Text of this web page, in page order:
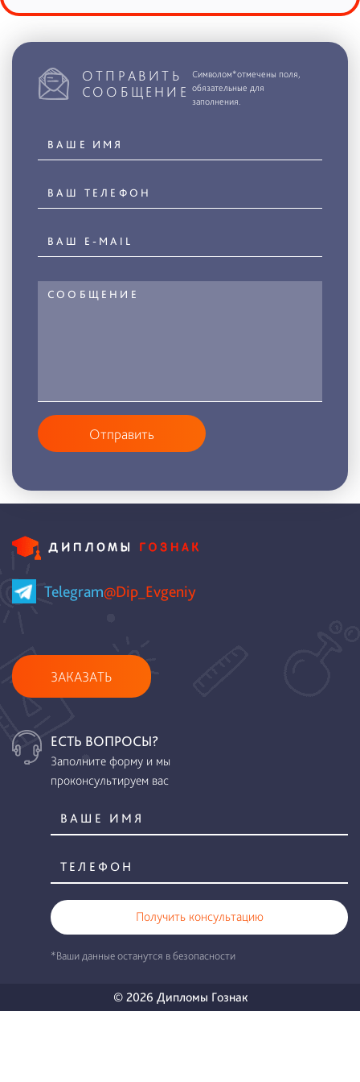
ОТПРАВИТЬ
СООБЩЕНИЕ
Символом*отмечены поля,
обязательные для
заполнения.
Отправить
Telegram@Dip_Evgeniy
ЗАКАЗАТЬ
ЕСТЬ ВОПРОСЫ?
Заполните форму и мы
проконсультируем вас
Получить консультацию
*Ваши данные останутся в безопасности
© 2026 Дипломы Гознак